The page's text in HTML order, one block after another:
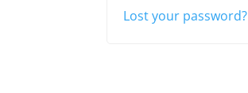
Lost your password?